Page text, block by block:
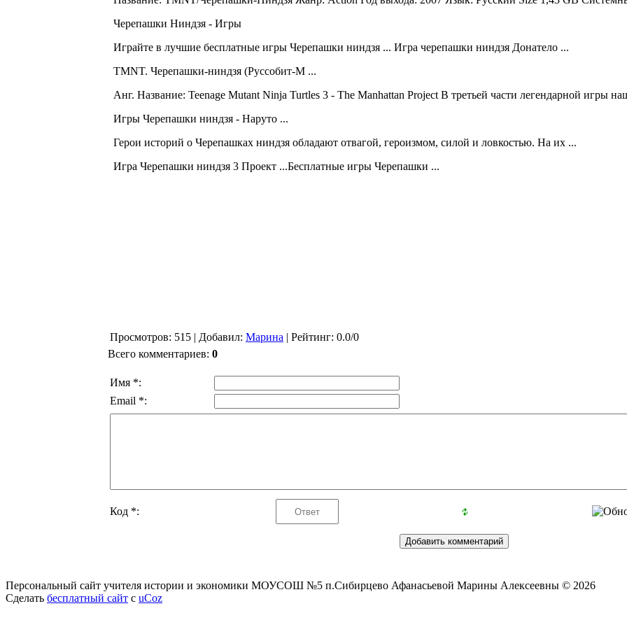
Черепашки Ниндзя - Игры
Играйте в лучшие бесплатные игры Черепашки ниндзя ... Игра черепашки ниндзя Донатело ...
TMNT. Черепашки-ниндзя (Руссобит-М ...
Анг. Название: Teenage Mutant Ninja Turtles 3 - The Manhattan Project В третьей части легендарной игры
Игры Черепашки ниндзя - Наруто ...
Герои историй о Черепашках ниндзя обладают отвагой, героизмом, силой и ловкостью. На их ...
Игра Черепашки ниндзя 3 Проект ...Бесплатные игры Черепашки ...
Просмотров: 515 | Добавил: Марина | Рейтинг: 0.0/0
Всего комментариев: 0
Имя *:
Email *:
Код *:
Персональный сайт учителя истории и экономики МОУСОШ №5 п.Сибирцево Афанасьевой Марины Алексеевны © 2026
Сделать бесплатный сайт с uCoz